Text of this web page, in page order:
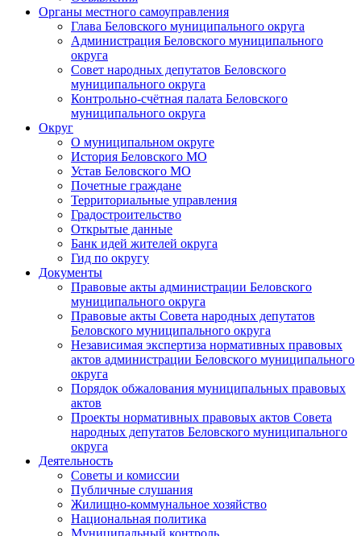
Органы местного самоуправления
Глава Беловского муниципального округа
Администрация Беловского муниципального
округа
Совет народных депутатов Беловского
муниципального округа
Контрольно-счётная палата Беловского
муниципального округа
Округ
О муниципальном округе
История Беловского МО
Устав Беловского МО
Почетные граждане
Территориальные управления
Градостроительство
Открытые данные
Банк идей жителей округа
Гид по округу
Документы
Правовые акты администрации Беловского
муниципального округа
Правовые акты Совета народных депутатов
Беловского муниципального округа
Независимая экспертиза нормативных правовых
актов администрации Беловского муниципального
округа
Порядок обжалования муниципальных правовых
актов
Проекты нормативных правовых актов Совета
народных депутатов Беловского муниципального
округа
Деятельность
Советы и комиссии
Публичные слушания
Жилищно-коммунальное хозяйство
Национальная политика
Муниципальный контроль